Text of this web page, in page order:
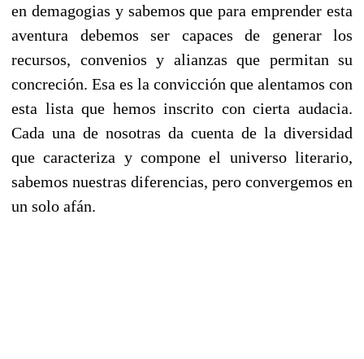
en demagogias y sabemos que para emprender esta
aventura debemos ser capaces de generar los
recursos, convenios y alianzas que permitan su
concreción. Esa es la convicción que alentamos con
esta lista que hemos inscrito con cierta audacia.
Cada una de nosotras da cuenta de la diversidad
que caracteriza y compone el universo literario,
sabemos nuestras diferencias, pero convergemos en
un solo afán.